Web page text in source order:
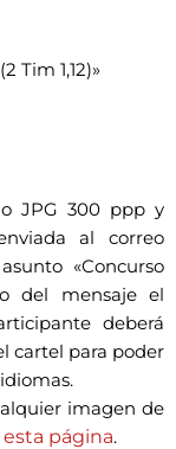
Tim 1,12)»
JPG 300 ppp y
al correo
«Concurso
del mensaje el
deberá
cartel para poder
imagen de
esta página.